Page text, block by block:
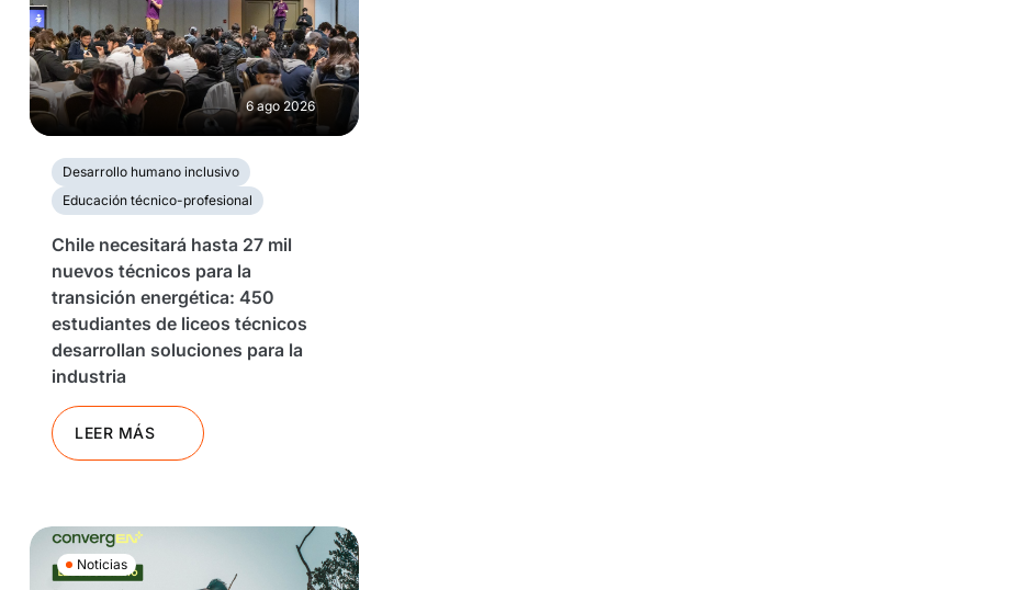
6 ago 2026
Desarrollo humano inclusivo
Educación técnico-profesional
Chile necesitará hasta 27 mil
nuevos técnicos para la
transición energética: 450
estudiantes de liceos técnicos
desarrollan soluciones para la
industria
LEER MÁS
Noticias